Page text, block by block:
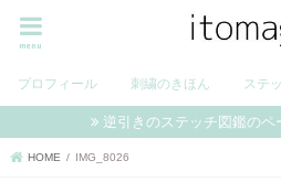
menu
プロフィール 刺繍のきほん ステ
逆引きのステッチ図鑑のペ
HOME IMG_8026